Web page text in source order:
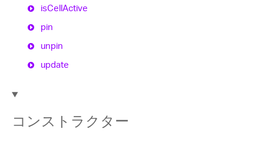
isCellActive
pin
unpin
update
コンストラクター